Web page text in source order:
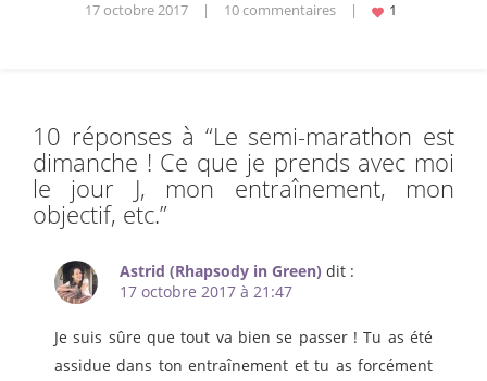
17 octobre 2017 | 10 commentaires |
10 réponses à “Le semi-marathon est
dimanche ! Ce que je prends avec moi
le jour J, mon entraînement, mon
objectif, etc.”
Astrid (Rhapsody in Green) dit :
17 octobre 2017 à 21:47
Je suis sûre que tout va bien se passer ! Tu as été
assidue dans ton entraînement et tu as forcément